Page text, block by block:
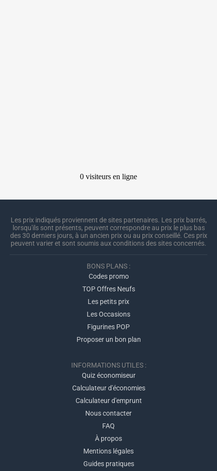
Les prix indiqués proviennent de sites partenaires. Les prix barrés,
lorsqu'ils sont présents, peuvent correspondre au prix le plus bas
des 30 derniers jours, à un ancien prix ou au prix conseillé. Ces prix
peuvent varier et sont soumis aux conditions des sites concernés.
BONS PLANS :
Codes promo
TOP Offres Neufs
Les petits prix
Les Occasions
Figurines POP
Proposer un bon plan
INFORMATIONS UTILES :
Quiz économiseur
Calculateur d'économies
Calculateur d'emprunt
Nous contacter
FAQ
À propos
Mentions légales
Guides pratiques